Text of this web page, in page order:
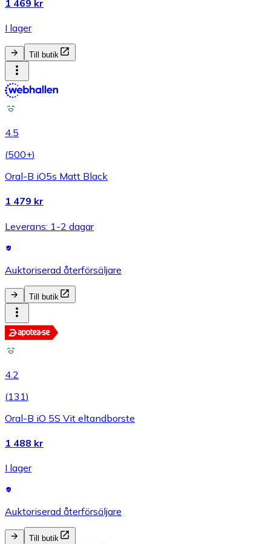
1 469 kr
I lager
Till butik
4.5
(500+)
Oral-B iO5s Matt Black
1 479 kr
Leverans: 1-2 dagar
Auktoriserad återförsäljare
Till butik
4.2
(131)
Oral-B iO 5S Vit eltandborste
1 488 kr
I lager
Auktoriserad återförsäljare
Till butik